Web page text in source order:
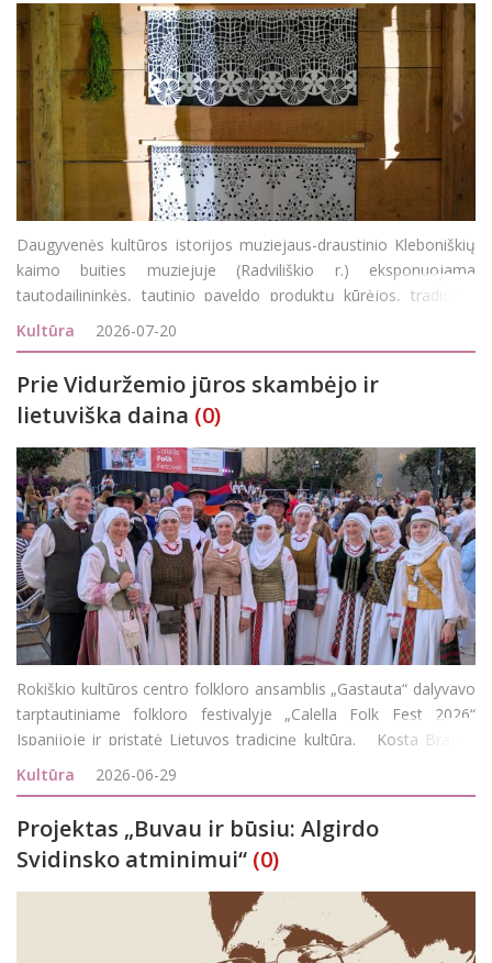
Daugyvenės kultūros istorijos muziejaus-draustinio Kleboniškių
kaimo buities muziejuje (Radviliškio r.) eksponuojama
tautodailininkės, tautinio paveldo produktų kūrėjos, tradicinių
amatų meistrės, karpymo amato puoselėtojos Gitos
Kolosovienės karpinių paroda. Parodoje autorė pri
Kultūra 2026-07-20
Prie Viduržemio jūros skambėjo ir
lietuviška daina (0)
Rokiškio kultūros centro folkloro ansamblis „Gastauta“ dalyvavo
tarptautiniame folkloro festivalyje „Calella Folk Fest 2026“
Ispanijoje ir pristatė Lietuvos tradicinę kultūrą. Kosta Bravos
pakrantėje vykstantis festivalis subūrė daugiau kaip 2 000 dalyvi
Kultūra 2026-06-29
Projektas „Buvau ir būsiu: Algirdo
Svidinsko atminimui“ (0)